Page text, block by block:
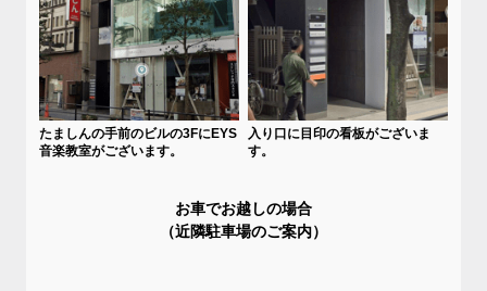
たましんの手前のビルの3FにEYS
音楽教室がございます。
入り口に目印の看板がございま
す。
お車でお越しの場合
（近隣駐車場のご案内）